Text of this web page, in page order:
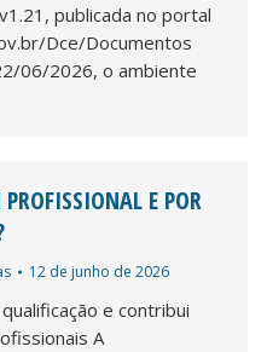
publicada no portal
Dce/Documentos
06/2026, o ambiente
E POR
12 de junho de 2026
e contribui
A